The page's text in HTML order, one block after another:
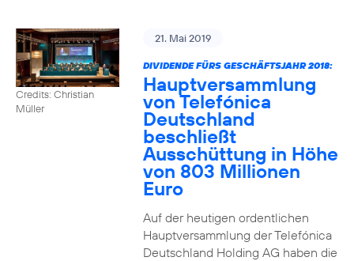
Credits: Christian
Müller
21. Mai 2019
DIVIDENDE FÜRS GESCHÄFTSJAHR 2018:
Hauptversammlung
von Telefónica
Deutschland
beschließt
Ausschüttung in Höhe
von 803 Millionen
Euro
Auf der heutigen ordentlichen
Hauptversammlung der Telefónica
Deutschland Holding AG haben die